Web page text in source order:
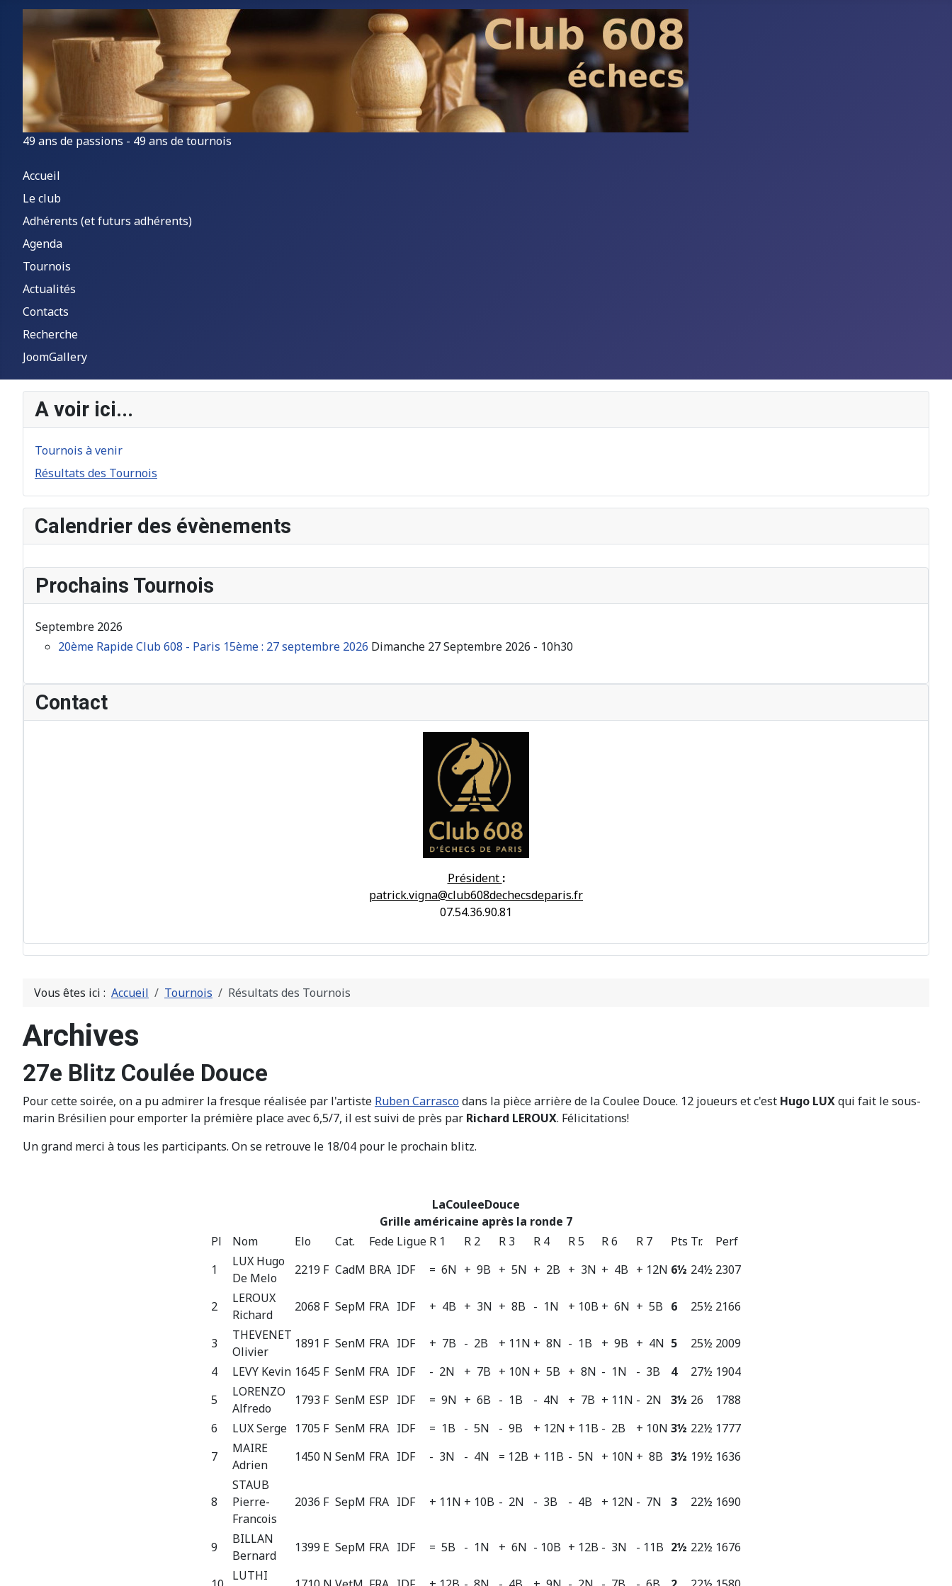
49 ans de passions - 49 ans de tournois
Accueil
Le club
Adhérents (et futurs adhérents)
Agenda
Tournois
Actualités
Contacts
Recherche
JoomGallery
A voir ici...
Tournois à venir
Résultats des Tournois
Calendrier des évènements
Prochains Tournois
Septembre 2026
20ème Rapide Club 608 - Paris 15ème : 27 septembre 2026 Dimanche 27 Septembre 2026 - 10h30
Contact
Président :
patrick.vigna@club608dechecsdeparis.fr
07.54.36.90.81
Vous êtes ici : Accueil Tournois Résultats des Tournois
Archives
27e Blitz Coulée Douce
Pour cette soirée, on a pu admirer la fresque réalisée par l'artiste Ruben Carrascodans la pièce arrière de la Coulee Douce. 12 joueurs et c'est Hugo LUXqui fait le sous-
marin Brésilien pour emporter la prémière place avec 6,5/7, il est suivi de près par Richard LEROUX. Félicitations!
Un grand merci à tous les participants. On se retrouve le 18/04 pour le prochain blitz.
LaCouleeDouce
Grille américaine après la ronde 7
Pl
Nom Elo Cat. Fede Ligue R 1 R 2 R 3 R 4 R 5 R 6 R 7 Pts Tr.
Perf
1
LUX Hugo
De Melo
2219 F CadM BRA IDF = 6N + 9B + 5N + 2B + 3N + 4B + 12N 6½ 24½ 2307
2
LEROUX
Richard
2068 F SepM FRA IDF + 4B + 3N + 8B - 1N + 10B + 6N + 5B 6 25½ 2166
3
THEVENET
Olivier
1891 F SenM FRA IDF + 7B - 2B + 11N + 8N - 1B + 9B + 4N 5 25½ 2009
4
LEVY Kevin 1645 F SenM FRA IDF - 2N + 7B + 10N + 5B + 8N - 1N - 3B 4 27½ 1904
5
LORENZO
Alfredo
1793 F SenM ESP IDF = 9N + 6B - 1B - 4N + 7B + 11N - 2N 3½ 26
1788
6
LUX Serge 1705 F SenM FRA IDF = 1B - 5N - 9B + 12N + 11B - 2B + 10N 3½ 22½ 1777
7
MAIRE
Adrien
1450 N SenM FRA IDF - 3N - 4N = 12B + 11B - 5N + 10N + 8B 3½ 19½ 1636
8
STAUB
Pierre-
Francois
2036 F SepM FRA IDF + 11N + 10B - 2N - 3B - 4B + 12N - 7N 3 22½ 1690
9
BILLAN
Bernard
1399 E SepM FRA IDF = 5B - 1N + 6N - 10B + 12B - 3N - 11B 2½ 22½ 1676
LUTHI